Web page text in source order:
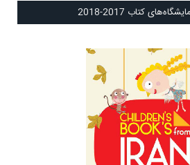
كتاب 2017-2018